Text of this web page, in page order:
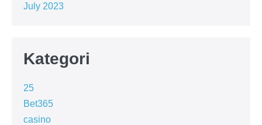
July 2023
Kategori
25
Bet365
casino